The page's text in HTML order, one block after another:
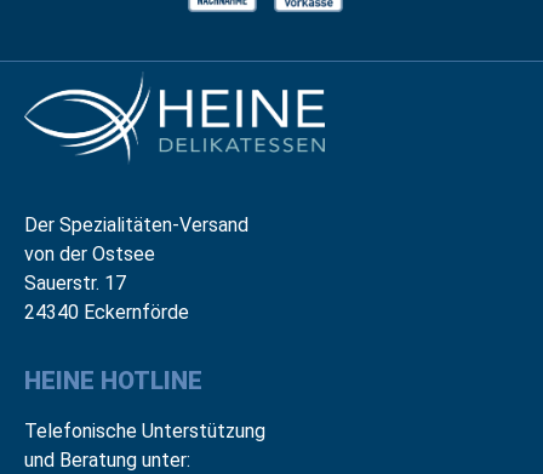
Der Spezialitäten-Versand
von der Ostsee
Sauerstr. 17
24340 Eckernförde
HEINE HOTLINE
Telefonische Unterstützung
und Beratung unter: